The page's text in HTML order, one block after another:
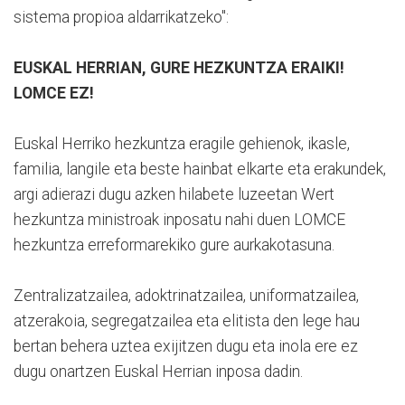
sistema propioa aldarrikatzeko":
EUSKAL HERRIAN, GURE HEZKUNTZA ERAIKI!
LOMCE EZ!
Euskal Herriko hezkuntza eragile gehienok, ikasle,
familia, langile eta beste hainbat elkarte eta erakundek,
argi adierazi dugu azken hilabete luzeetan Wert
hezkuntza ministroak inposatu nahi duen LOMCE
hezkuntza erreformarekiko gure aurkakotasuna.
Zentralizatzailea, adoktrinatzailea, uniformatzailea,
atzerakoia, segregatzailea eta elitista den lege hau
bertan behera uztea exijitzen dugu eta inola ere ez
dugu onartzen Euskal Herrian inposa dadin.